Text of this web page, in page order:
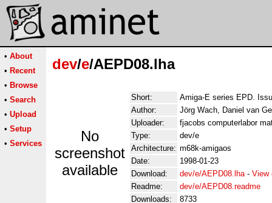
• About
• Recent
• Browse
• Search
• Upload
• Setup
• Services
dev/e/AEPD08.lha
No
screenshot
available
Short:
Amiga-E series EPD.
Author:
Jörg Wach, Daniel van
Uploader:
fjacobs computerlabor
Type:
dev/e
Architecture: m68k-amigaos
Date:
1998-01-23
Download:
dev/e/AEPD08.lha- View
Readme:
dev/e/AEPD08.readme
Downloads:
8733